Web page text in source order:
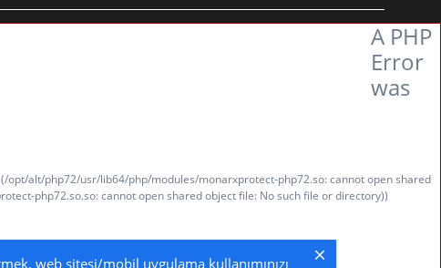
web sitesi/mobil uygulama kullanımınızı
A PHP
Error
was
alt/php72/usr/lib64/php/modules/monarxprotect-php72.so: cannot open shared
php72.so.so: cannot open shared object file: No such file or directory))